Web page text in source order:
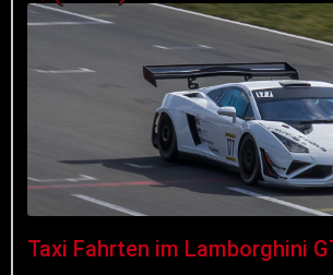
Taxi Fahrten im Lamborghini